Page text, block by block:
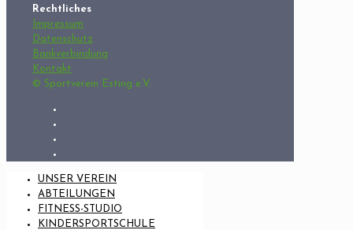
Rechtliches
Impressum
Datenschutz
Bankverbindung
Kontakt
© Sportverein Esting e.V.
UNSER VEREIN
ABTEILUNGEN
FITNESS-STUDIO
KINDERSPORTSCHULE